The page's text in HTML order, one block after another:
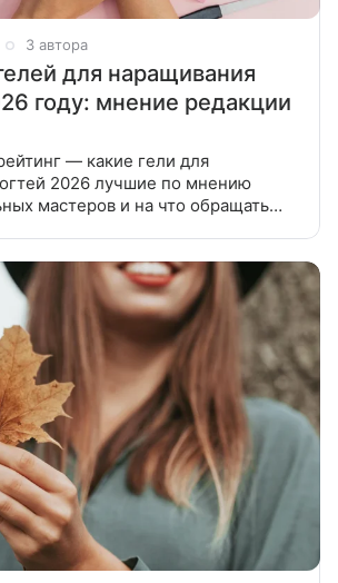
3 автора
для наращивания
году: мнение редакции
— какие гели для
2026 лучшие по мнению
мастеров и на что обращать